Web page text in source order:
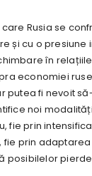
Rusia se
și cu o presiune
în
economiei
putea fi nevoit
noi
fie prin
fie prin
posibilelor